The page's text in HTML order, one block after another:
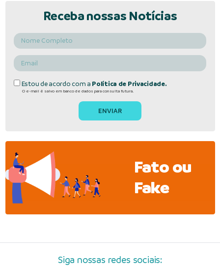
Receba nossas Notícias
Estou de acordo com a Política de Privacidade.
O e-mail é salvo em banco de dados para consulta futura.
Fato ou
Fake
Siga nossas redes sociais: